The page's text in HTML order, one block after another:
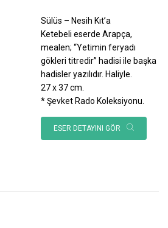
Sülüs – Nesih Kıt’a
Ketebeli eserde Arapça,
mealen; “Yetimin feryadı
gökleri titredir” hadisi ile başka
hadisler yazılıdır. Haliyle.
27 x 37 cm.
* Şevket Rado Koleksiyonu.
ESER DETAYINI GÖR